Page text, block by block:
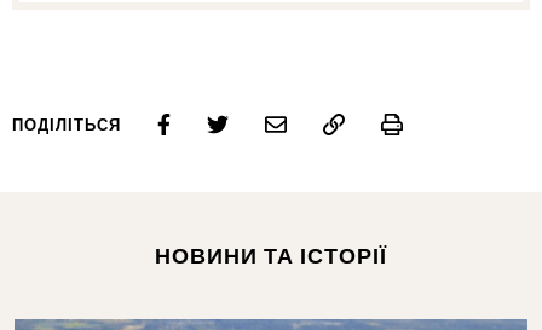
ПОДІЛІТЬСЯ Print
НОВИНИ ТА ІСТОРІЇ